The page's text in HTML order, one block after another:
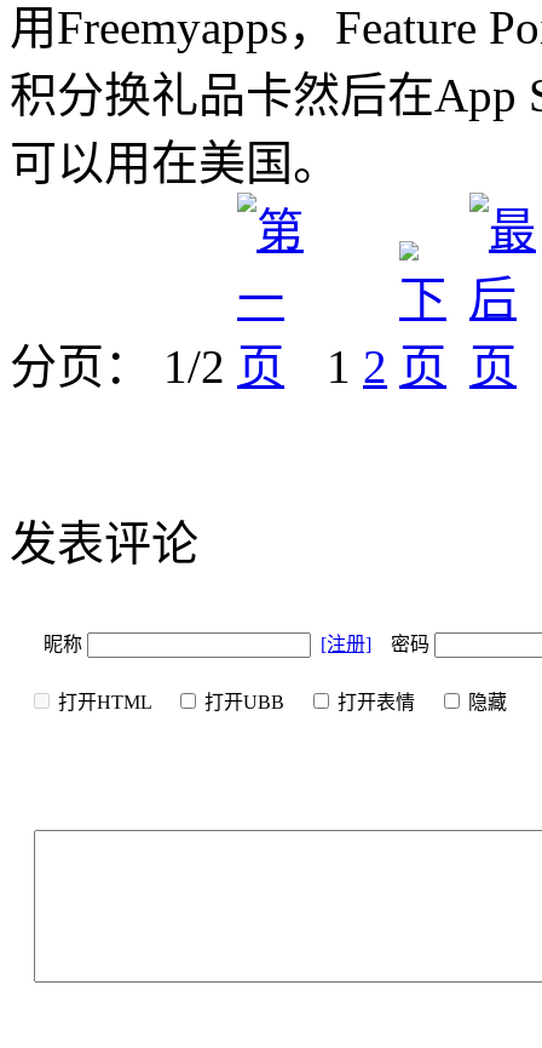
用Freemyapps，Feature
积分换礼品卡然后在App
可以用在美国。
分页： 1/2 1 2
发表评论
昵称 [注册] 密码
打开HTML 打开UBB 打开表情 隐